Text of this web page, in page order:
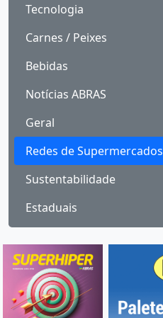
Tecnologia
Carnes / Peixes
Bebidas
Notícias ABRAS
Geral
Redes de Supermercados
Sustentabilidade
Estaduais